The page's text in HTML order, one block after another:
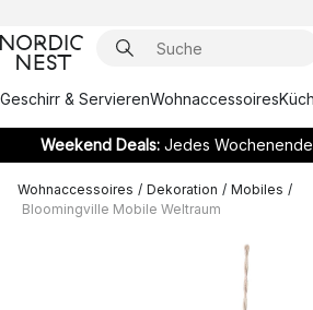
Geschirr & ServierenWohnaccessoires
Weekend Deals:Jedes
Wohnaccessoires / Dekoration / Mobiles /
Bloomingville Mobile Weltraum